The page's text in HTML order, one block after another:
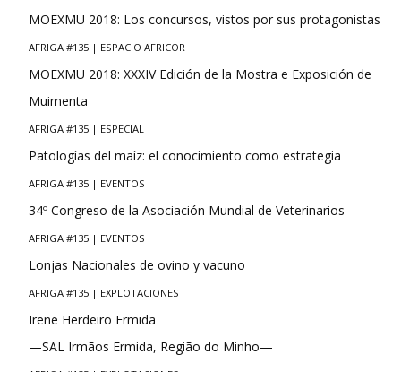
MOEXMU 2018: Los concursos, vistos por sus protagonistas
AFRIGA #135 | ESPACIO AFRICOR
MOEXMU 2018: XXXIV Edición de la Mostra e Exposición de
Muimenta
AFRIGA #135 | ESPECIAL
Patologías del maíz: el conocimiento como estrategia
AFRIGA #135 | EVENTOS
34º Congreso de la Asociación Mundial de Veterinarios
AFRIGA #135 | EVENTOS
Lonjas Nacionales de ovino y vacuno
AFRIGA #135 | EXPLOTACIONES
Irene Herdeiro Ermida
—SAL Irmãos Ermida, Região do Minho—